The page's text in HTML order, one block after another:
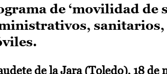
de ‘movilidad de
sanitarios,
de la Jara (Toledo), 18 de